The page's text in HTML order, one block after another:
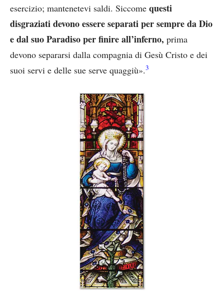
esercizio; mantenetevi saldi. Siccome questi
disgraziati devono essere separati per sempre da Dio
e dal suo Paradiso per finire all’inferno, prima
devono separarsi dalla compagnia di Gesù Cristo e dei
suoi servi e delle sue serve quaggiù».3